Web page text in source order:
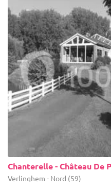
Chanterelle - Château De
Verlinghem - Nord (59)